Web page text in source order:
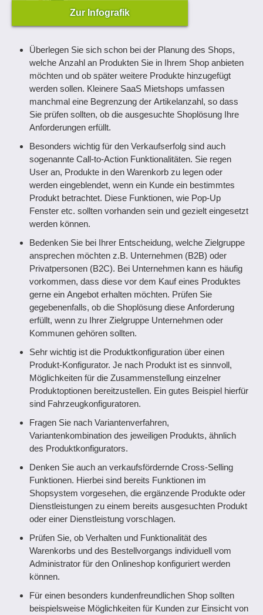
Zur Infografik
Überlegen Sie sich schon bei der Planung des Shops,
welche Anzahl an Produkten Sie in Ihrem Shop anbieten
möchten und ob später weitere Produkte hinzugefügt
werden sollen. Kleinere SaaS Mietshops umfassen
manchmal eine Begrenzung der Artikelanzahl, so dass
Sie prüfen sollten, ob die ausgesuchte Shoplösung Ihre
Anforderungen erfüllt.
Besonders wichtig für den Verkaufserfolg sind auch
sogenannte Call-to-Action Funktionalitäten. Sie regen
User an, Produkte in den Warenkorb zu legen oder
werden eingeblendet, wenn ein Kunde ein bestimmtes
Produkt betrachtet. Diese Funktionen, wie Pop-Up
Fenster etc. sollten vorhanden sein und gezielt eingesetzt
werden können.
Bedenken Sie bei Ihrer Entscheidung, welche Zielgruppe
ansprechen möchten z.B. Unternehmen (B2B) oder
Privatpersonen (B2C). Bei Unternehmen kann es häufig
vorkommen, dass diese vor dem Kauf eines Produktes
gerne ein Angebot erhalten möchten. Prüfen Sie
gegebenenfalls, ob die Shoplösung diese Anforderung
erfüllt, wenn zu Ihrer Zielgruppe Unternehmen oder
Kommunen gehören sollten.
Sehr wichtig ist die Produktkonfiguration über einen
Produkt-Konfigurator. Je nach Produkt ist es sinnvoll,
Möglichkeiten für die Zusammenstellung einzelner
Produktoptionen bereitzustellen. Ein gutes Beispiel hierfür
sind Fahrzeugkonfiguratoren.
Fragen Sie nach Variantenverfahren,
Variantenkombination des jeweiligen Produkts, ähnlich
des Produktkonfigurators.
Denken Sie auch an verkaufsfördernde Cross-Selling
Funktionen. Hierbei sind bereits Funktionen im
Shopsystem vorgesehen, die ergänzende Produkte oder
Dienstleistungen zu einem bereits ausgesuchten Produkt
oder einer Dienstleistung vorschlagen.
Prüfen Sie, ob Verhalten und Funktionalität des
Warenkorbs und des Bestellvorgangs individuell vom
Administrator für den Onlineshop konfiguriert werden
können.
Für einen besonders kundenfreundlichen Shop sollten
beispielsweise Möglichkeiten für Kunden zur Einsicht von